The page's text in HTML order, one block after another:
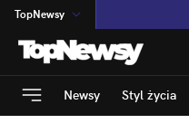
TopNewsy
na:Temat
INN:Poland
ASZ:dziennikNewsy Styl życia